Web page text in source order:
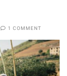
1 COMMENT